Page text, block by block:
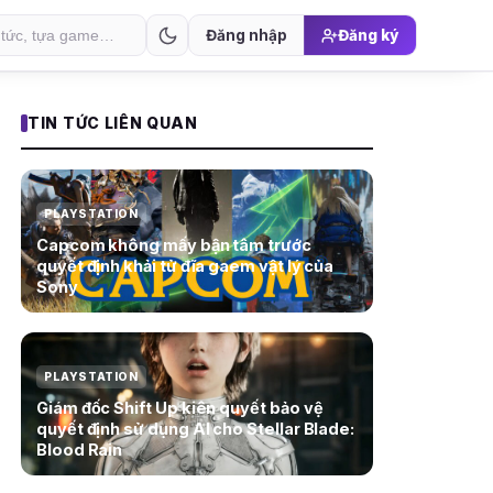
Đăng nhập Đăng ký
TIN TỨC LIÊN QUAN
PLAYSTATION
Capcom không mấy bận tâm trước
quyết định khải tử đĩa gaem vật lý của
Sony
PLAYSTATION
Giám đốc Shift Up kiên quyết bảo vệ
quyết định sử dụng AI cho Stellar Blade:
Blood Rain